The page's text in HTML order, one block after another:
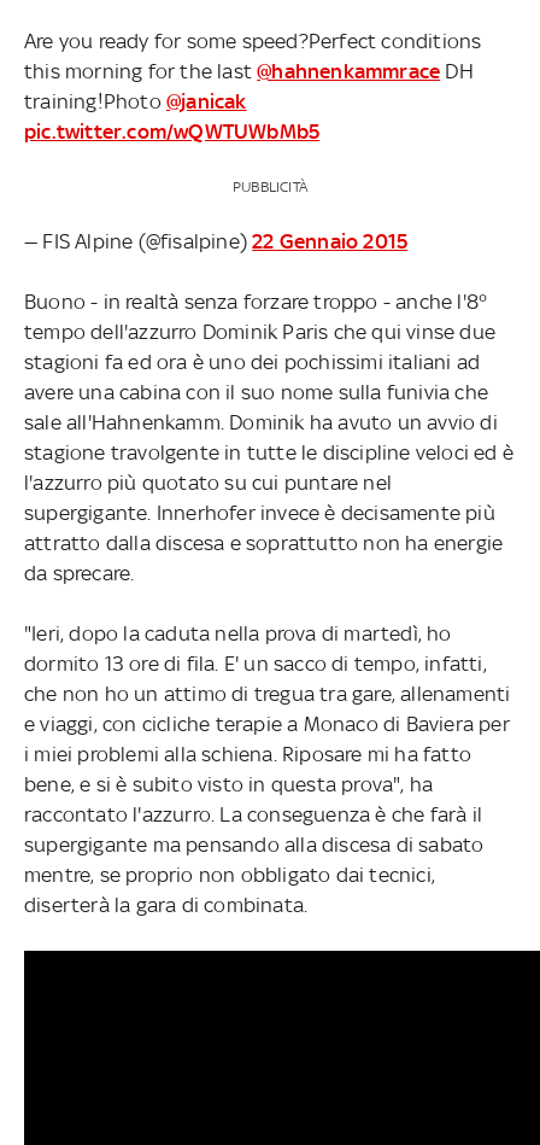
Are you ready for some speed?Perfect conditions
this morning for the last@hahnenkammrace DH
training!Photo @janicak
pic.twitter.com/wQWTUWbMb5
PUBBLICITÀ
— FIS Alpine (@fisalpine)22 Gennaio 2015
Buono - in realtà senza forzare troppo - anche l'8°
tempo dell'azzurro Dominik Paris che qui vinse due
stagioni fa ed ora è uno dei pochissimi italiani ad
avere una cabina con il suo nome sulla funivia che
sale all'Hahnenkamm. Dominik ha avuto un avvio di
stagione travolgente in tutte le discipline veloci ed è
l'azzurro più quotato su cui puntare nel
supergigante. Innerhofer invece è decisamente più
attratto dalla discesa e soprattutto non ha energie
da sprecare.
"Ieri, dopo la caduta nella prova di martedì, ho
dormito 13 ore di fila. E' un sacco di tempo, infatti,
che non ho un attimo di tregua tra gare, allenamenti
e viaggi, con cicliche terapie a Monaco di Baviera per
i miei problemi alla schiena. Riposare mi ha fatto
bene, e si è subito visto in questa prova", ha
raccontato l'azzurro. La conseguenza è che farà il
supergigante ma pensando alla discesa di sabato
mentre, se proprio non obbligato dai tecnici,
diserterà la gara di combinata.